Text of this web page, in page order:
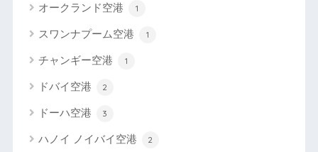
オークランド空港 1
スワンナプーム空港 1
チャンギー空港 1
ドバイ空港 2
ドーハ空港 3
ハノイ ノイバイ空港 2